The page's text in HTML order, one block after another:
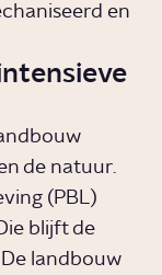
en
de natuur.
(PBL)
blijft de
landbouw